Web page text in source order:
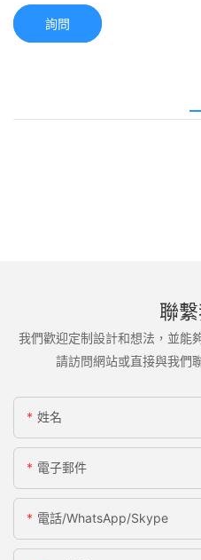
詢問
聯
我們歡迎定制設計和想法，並能
請訪問網站或直接與我們
姓名
電子郵件
電話/WhatsApp/Skype